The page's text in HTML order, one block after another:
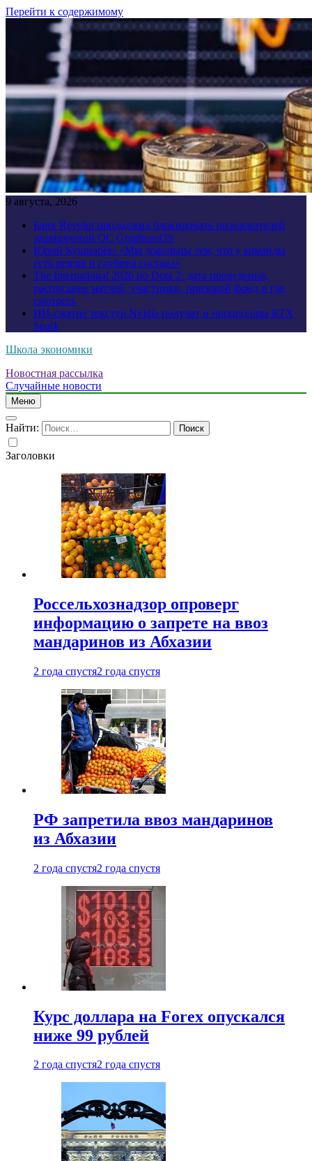
Перейти к содержимому
9 августа, 2026
Банк Revolut продолжил блокировать пользователей
защищенной ОС GrapheneOS
Юрий Кушнарёв: «Мы довольны тем, что у команды
есть резерв и глубина состава»
The International 2026 по Dota 2: дата проведения,
расписание матчей, участники, призовой фонд и где
смотреть
ИИ-сжатие текстур Nvidia получат и процессоры RTX
Spark
Школа экономики
Новостная рассылка
Случайные новости
Меню
Найти:
Заголовки
Россельхознадзор опроверг
информацию о запрете на ввоз
мандаринов из Абхазии
2 года спустя2 года спустя
РФ запретила ввоз мандаринов
из Абхазии
2 года спустя2 года спустя
Курс доллара на Forex опускался
ниже 99 рублей
2 года спустя2 года спустя